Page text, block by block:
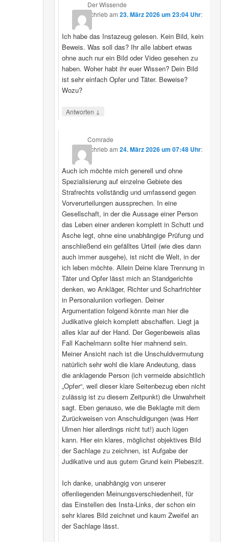
Der Wissende
schriebam23. März 2026 um 23:04 Uhr:
Ich habe das Instazeug gelesen. Kein Bild, kein
Beweis. Was soll das? Ihr alle labbert etwas
ohne auch nur ein Bild oder Video gesehen zu
haben. Woher habt ihr euer Wissen? Dein Bild
ist sehr einfach Opfer und Täter. Beweise?
Wozu?
Antworten ↓
Comrade
schriebam24. März 2026 um 07:48 Uhr:
Auch ich möchte mich generell und ohne
Spezialisierung auf einzelne Gebiete des
Strafrechts vollständig und umfassend gegen
Vorverurteilungen aussprechen. In eine
Gesellschaft, in der die Aussage einer Person
das Leben einer anderen komplett in Schutt und
Asche legt, ohne eine unabhängige Prüfung und
anschließend ein gefälltes Urteil (wie dies dann
auch immer ausgehe), ist nicht die Welt, in der
ich leben möchte. Allein Deine klare Trennung in
Täter und Opfer lässt mich an Standgerichte
denken, wo Ankläger, Richter und Scharfrichter
in Personaluniion vorliegen. Deiner
Argumentation folgend könnte man hier die
Judikative gleich komplett abschaffen. Liegt ja
alles klar auf der Hand. Der Gegenbeweis alias
Fall Kachelmann sollte hier mahnend sein.
Meiner Ansicht nach ist die Unschuldvermutung
natürlich sehr wohl die klare Andeutung, dass
die anklagende Person (ich vermeide absichtlich
„Opfer“, weil dieser klare Seitenbezug eben nicht
zulässig ist zu diesem Zeitpunkt) die Unwahrheit
sagt. Eben genauso, wie die Beklagte mit dem
Zurückweisen von Anschuldigungen (was Herr
Ulmen hier allerdings nicht tut!) auch lügen
kann. Hier ein klares, möglichst objektives Bild
der Sachlage zu zeichnen, ist Aufgabe der
Judikative und aus gutem Grund kein Plebeszit.
Ich danke, unabhängig von unserer
offenliegenden Meinungsverschiedenheit, für
das Einstellen des Insta-Links, der schon ein
sehr klares Bild zeichnet und kaum Zweifel an
der Sachlage lässt.